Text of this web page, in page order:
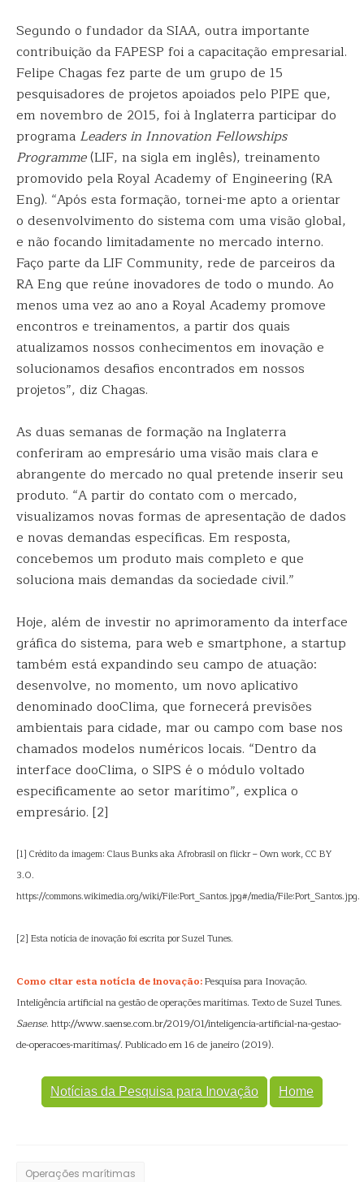
Segundo o fundador da SIAA, outra importante
contribuição da FAPESP foi a capacitação empresarial.
Felipe Chagas fez parte de um grupo de 15
pesquisadores de projetos apoiados pelo PIPE que,
em novembro de 2015, foi à Inglaterra participar do
programa Leaders in Innovation Fellowships
Programme(LIF, na sigla em inglês), treinamento
promovido pela Royal Academy of Engineering (RA
Eng). “Após esta formação, tornei-me apto a orientar
o desenvolvimento do sistema com uma visão global,
e não focando limitadamente no mercado interno.
Faço parte da LIF Community, rede de parceiros da
RA Eng que reúne inovadores de todo o mundo. Ao
menos uma vez ao ano a Royal Academy promove
encontros e treinamentos, a partir dos quais
atualizamos nossos conhecimentos em inovação e
solucionamos desafios encontrados em nossos
projetos”, diz Chagas.
As duas semanas de formação na Inglaterra
conferiram ao empresário uma visão mais clara e
abrangente do mercado no qual pretende inserir seu
produto. “A partir do contato com o mercado,
visualizamos novas formas de apresentação de dados
e novas demandas específicas. Em resposta,
concebemos um produto mais completo e que
soluciona mais demandas da sociedade civil.”
Hoje, além de investir no aprimoramento da interface
gráfica do sistema, para web e smartphone, a startup
também está expandindo seu campo de atuação:
desenvolve, no momento, um novo aplicativo
denominado dooClima, que fornecerá previsões
ambientais para cidade, mar ou campo com base nos
chamados modelos numéricos locais. “Dentro da
interface dooClima, o SIPS é o módulo voltado
especificamente ao setor marítimo”, explica o
empresário. [2]
[1] Crédito da imagem: Claus Bunks aka Afrobrasil on flickr – Own work, CC BY
3.0.
https://commons.wikimedia.org/wiki/File:Port_Santos.jpg#/media/File:Port_Santos.jpg.
[2] Esta notícia de inovação foi escrita por Suzel Tunes.
Como citar esta notícia de inovação:Pesquisa para Inovação.
Inteligência artificial na gestão de operações marítimas. Texto de Suzel Tunes.
Saense. http://www.saense.com.br/2019/01/inteligencia-artificial-na-gestao-
de-operacoes-maritimas/. Publicado em 16 de janeiro (2019).
Notícias da Pesquisa para Inovação Home
Operações marítimas